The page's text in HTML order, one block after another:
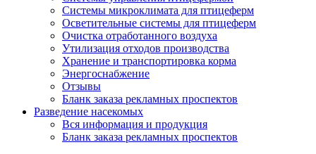
Системы микроклимата для птицеферм
Осветительные системы для птицеферм
Очистка отработанного воздуха
Утилизация отходов производства
Хранение и транспортировка корма
Энергоснабжение
Отзывы
Бланк заказа рекламных проспектов
Разведение насекомых
Вся информация и продукция
Бланк заказа рекламных проспектов